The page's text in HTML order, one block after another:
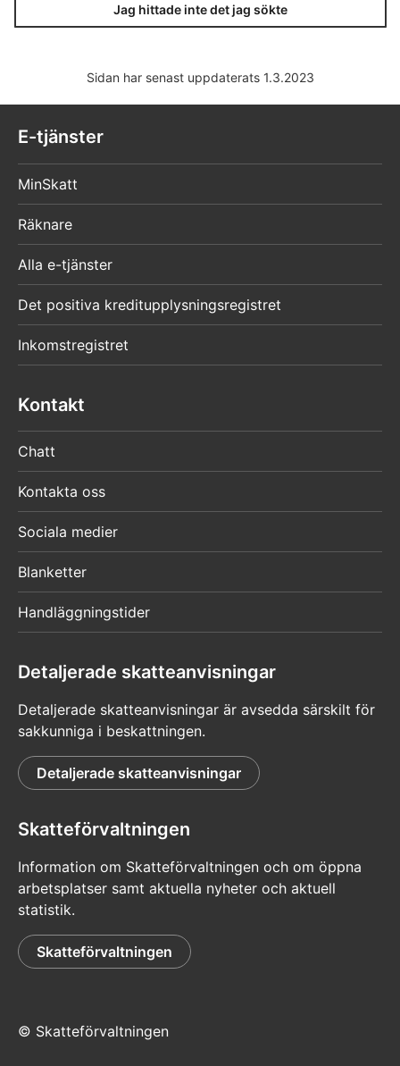
Jag hittade inte det jag sökte
Sidan har senast uppdaterats 1.3.2023
E-tjänster
MinSkatt
Räknare
Alla e-tjänster
Det positiva kreditupplysningsregistret
Inkomstregistret
Kontakt
Chatt
Kontakta oss
Sociala medier
Blanketter
Handläggningstider
Detaljerade skatteanvisningar
Detaljerade skatteanvisningar är avsedda särskilt för
sakkunniga i beskattningen.
Detaljerade skatteanvisningar
Skatteförvaltningen
Information om Skatteförvaltningen och om öppna
arbetsplatser samt aktuella nyheter och aktuell
statistik.
Skatteförvaltningen
© Skatteförvaltningen